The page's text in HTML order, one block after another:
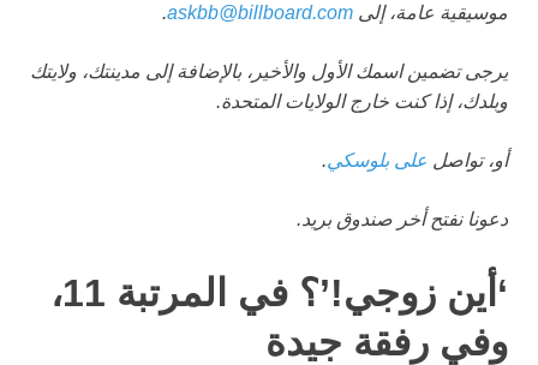
موسيقية عامة، إلى askbb@billboard.com
.
يرجى تضمين اسمك الأول والأخير، بالإضافة إلى مدينتك، ولايتك
وبلدك، إذا كنت خارج الولايات المتحدة.
أو، تواصل على بلوسكي.
دعونا نفتح أخر صندوق بريد.
‘أين زوجي!’؟ في المرتبة 11،
وفي رفقة جيدة